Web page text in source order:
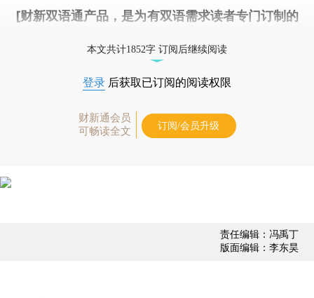
[财新双语通产品，是为有双语需求读者专门订制的
本文共计1852字 订阅后继续阅读
登录 后获取已订阅的阅读权限
财新通会员
可畅读全文
订阅/会员升级
责任编辑：冯禹丁
版面编辑：李东昊